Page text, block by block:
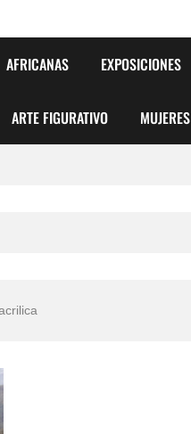
AFRICANAS EXPOSICIONES
ARTE FIGURATIVO MUJERES
Vita
del Mundo